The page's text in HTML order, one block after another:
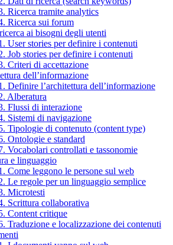
Ricerca tramite analytics
Ricerca sui forum
ai bisogni degli utenti
User stories per definire i contenuti
Job stories per definire i contenuti
Criteri di accettazione
dell’informazione
Definire l’architettura dell’informazione
Alberatura
Flussi di interazione
Sistemi di navigazione
Tipologie di contenuto (content type)
Ontologie e standard
Vocabolari controllati e tassonomie
e linguaggio
Come leggono le persone sul web
Le regole per un linguaggio semplice
Microtesti
Scrittura collaborativa
Content critique
Traduzione e localizzazione dei contenuti